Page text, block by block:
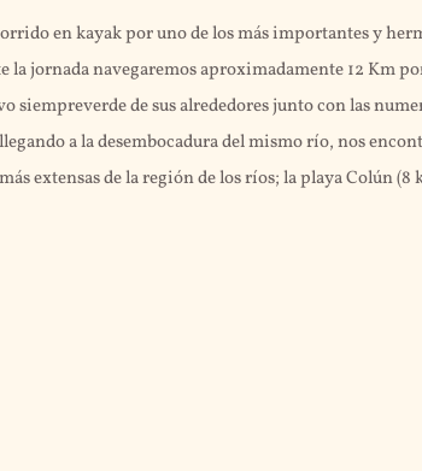
en kayak por uno de los más importantes y
la jornada navegaremos aproximadamente 12 Km
siempreverde de sus alrededores junto con las
a la desembocadura del mismo río, nos
extensas de la región de los ríos; la playa Colún (8